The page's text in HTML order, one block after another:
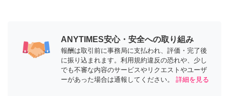
ANYTIMES安心・安全への取り組み
報酬は取引前に事務局に支払われ、評価・完了後
に振り込まれます。利用規約違反の恐れや、少し
でも不審な内容のサービスやリクエストやユーザ
ーがあった場合は通報してください。
詳細を見る